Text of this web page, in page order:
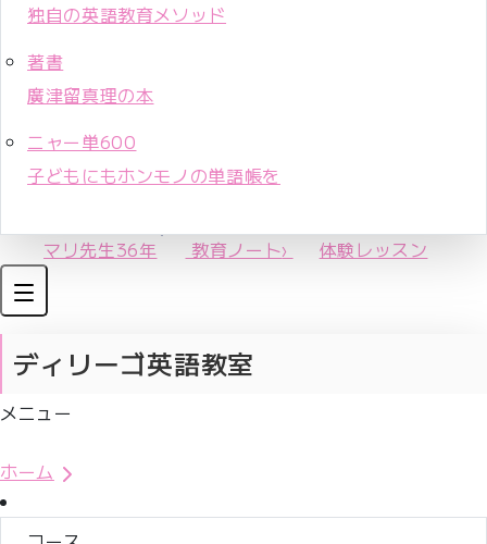
独自の英語教育メソッド
著書
廣津留真理の本
ニャー単600
子どもにもホンモノの単語帳を
マリ先生36年 教育ノート› 体験レッスン
ディリーゴ英語教室
メニュー
ホーム